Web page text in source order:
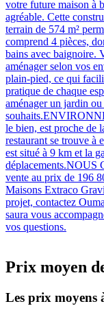
votre future maison à
agréable. Cette
terrain de 574 m²
comprend 4 pièces,
bains avec baignoire.
aménager selon vos
plain-pied, ce qui
pratique de chaque
aménager un jardin
le bien, est proche de
restaurant se trouve à
est situé à 9 km et la
déplacements.NOUS
vente au prix de 196
Maisons Extraco
projet, contactez
saura vous
vos questions.
Prix moyen
Les prix moyens